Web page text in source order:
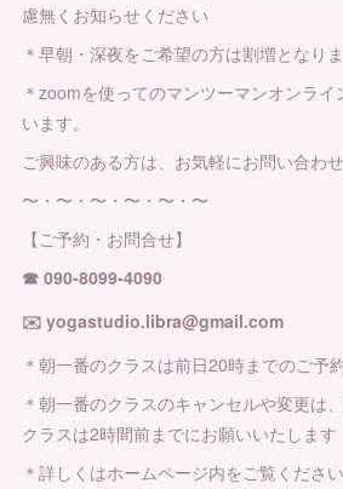
慮無くお知らせください
＊早朝・深夜をご希望の方は割増となり
＊zoomを使ってのマンツーマンオンラ
います。
ご興味のある方は、お気軽にお問い合わせ
〜・〜・〜・〜・〜・〜
【ご予約・お問合せ】
☎︎ 090-8099-4090
✉️ yogastudio.libra@gmail.com
＊朝一番のクラスは前日20時までのご予
＊朝一番のクラスのキャンセルや変更は
クラスは2時間前までにお願いいたします
＊詳しくはホームページ内をご覧ください